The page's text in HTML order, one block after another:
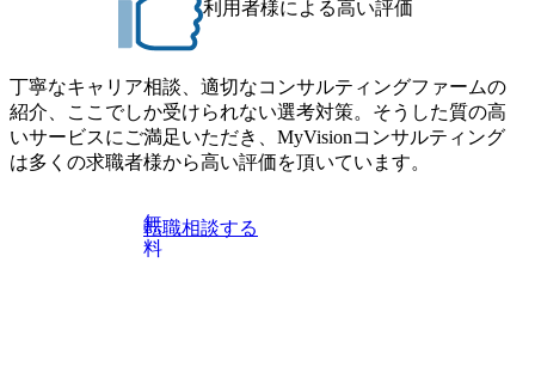
今期18億円⇒来期30億円（いずれも約170％アップ）と急成
長中のファームである また、成長中ファームのため優秀な
上司の近くで働けるチャンスも多い(ボストン・コンサルテ
ィング・グループ出身者等 (https://www.xspear.co.jp/member/ta
keto_kajita/)） 多様なメンバー、多様なプロジェクトによる
自己成長機会が多く、新たなチャレンジが可能 100名規模に
も関わらず、外資系戦略コンサルティングファームや総合
り、常に刺激を受けながらプロジェクトワークが可能 総合
コンサルティングファームの名の通り、全方位のクライア
程の管理業務) ※主任候補・リーダークラス ・【砺波】半
導体製造装置の生産エンジニア(製造・生産工程の管理業務)
※顔出しは不要です。ご質問頂く際のみ、顔出ししていた
だければと存じます。
利用者様による高い評価
丁寧なキャリア相談、適切なコンサルティングファームの
紹介、ここでしか受けられない選考対策。そうした質の高
いサービスにご満足いただき、MyVisionコンサルティング
は多くの求職者様から高い評価を頂いています。
無
料
転職相談する